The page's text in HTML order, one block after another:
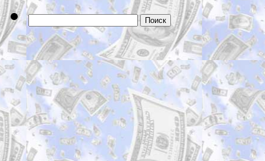
Найти: